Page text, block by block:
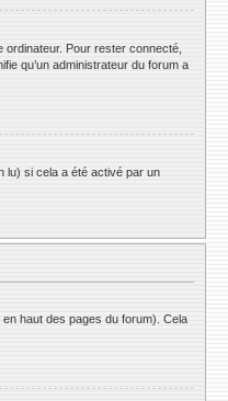
Pour rester connecté,
qu’un administrateur du forum a
lu) si cela a été activé par un
haut des pages du forum). Cela